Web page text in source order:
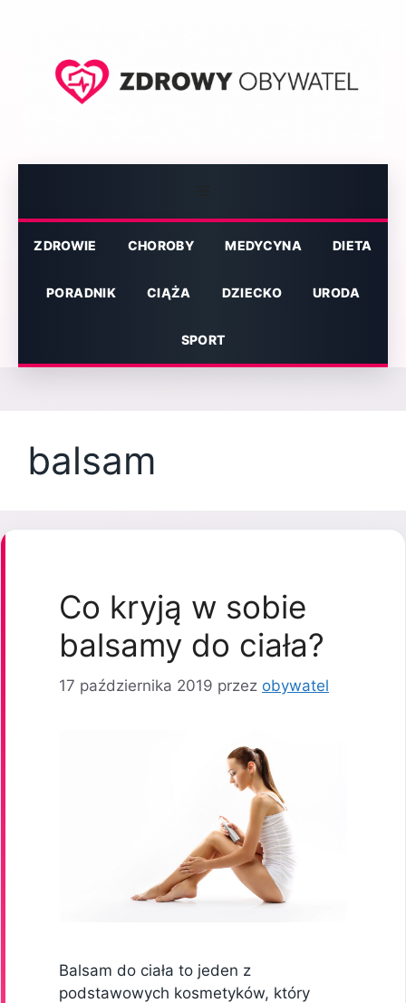
ZDROWIE CHOROBY MEDYCYNA DIETA
PORADNIK CIĄŻA DZIECKO URODA
SPORT
balsam
Co kryją w sobie
balsamy do ciała?
17 października 2019 przez obywatel
Balsam do ciała to jeden z
podstawowych kosmetyków, który